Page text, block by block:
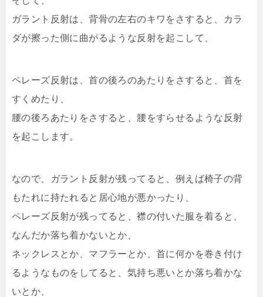
ガラント反射は、背骨の左右のキワをさすると、カラ
ダが擦った側に曲がるような反射を起こして、
ペレーズ反射は、首の後ろのあたりをさすると、首を
すくめたり、
腰の後ろあたりをさすると、腰をすらせるような反射
を起こします。
なので、ガラント反射が残ってると、例えば椅子の背
もたれに持たれると居心地が悪かったり、
ペレーズ反射が残ってると、襟の付いた服を着ると、
なんだか落ち着かないとか、
ネックレスとか、マフラーとか、首に何かを巻き付け
るようなものをしてると、気持ち悪いとか落ち着かな
いとか、